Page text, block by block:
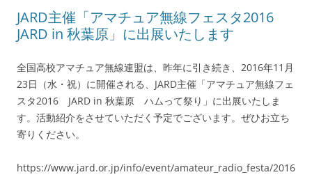
JARD主催「アマチュア無線フェスタ2016
JARD in 秋葉原」に出展いたします
全国高校アマチュア無線連盟は、昨年に引き続き、2016年11月
23日（水・祝）に開催される、JARD主催「アマチュア無線フェ
スタ2016 JARD in 秋葉原 ハムって祭り」に出展いたしま
す。活動紹介をさせていただく予定でございます。ぜひお立ち
寄りください。
https://www.jard.or.jp/info/event/amateur_radio_festa/2016